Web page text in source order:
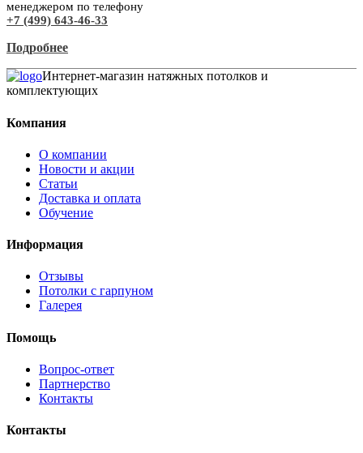
менеджером по телефону
+7 (499) 643-46-33
Подробнее
Интернет-магазин натяжных потолков и
комплектующих
Компания
О компании
Новости и акции
Статьи
Доставка и оплата
Обучение
Информация
Отзывы
Потолки с гарпуном
Галерея
Помощь
Вопрос-ответ
Партнерство
Контакты
Контакты